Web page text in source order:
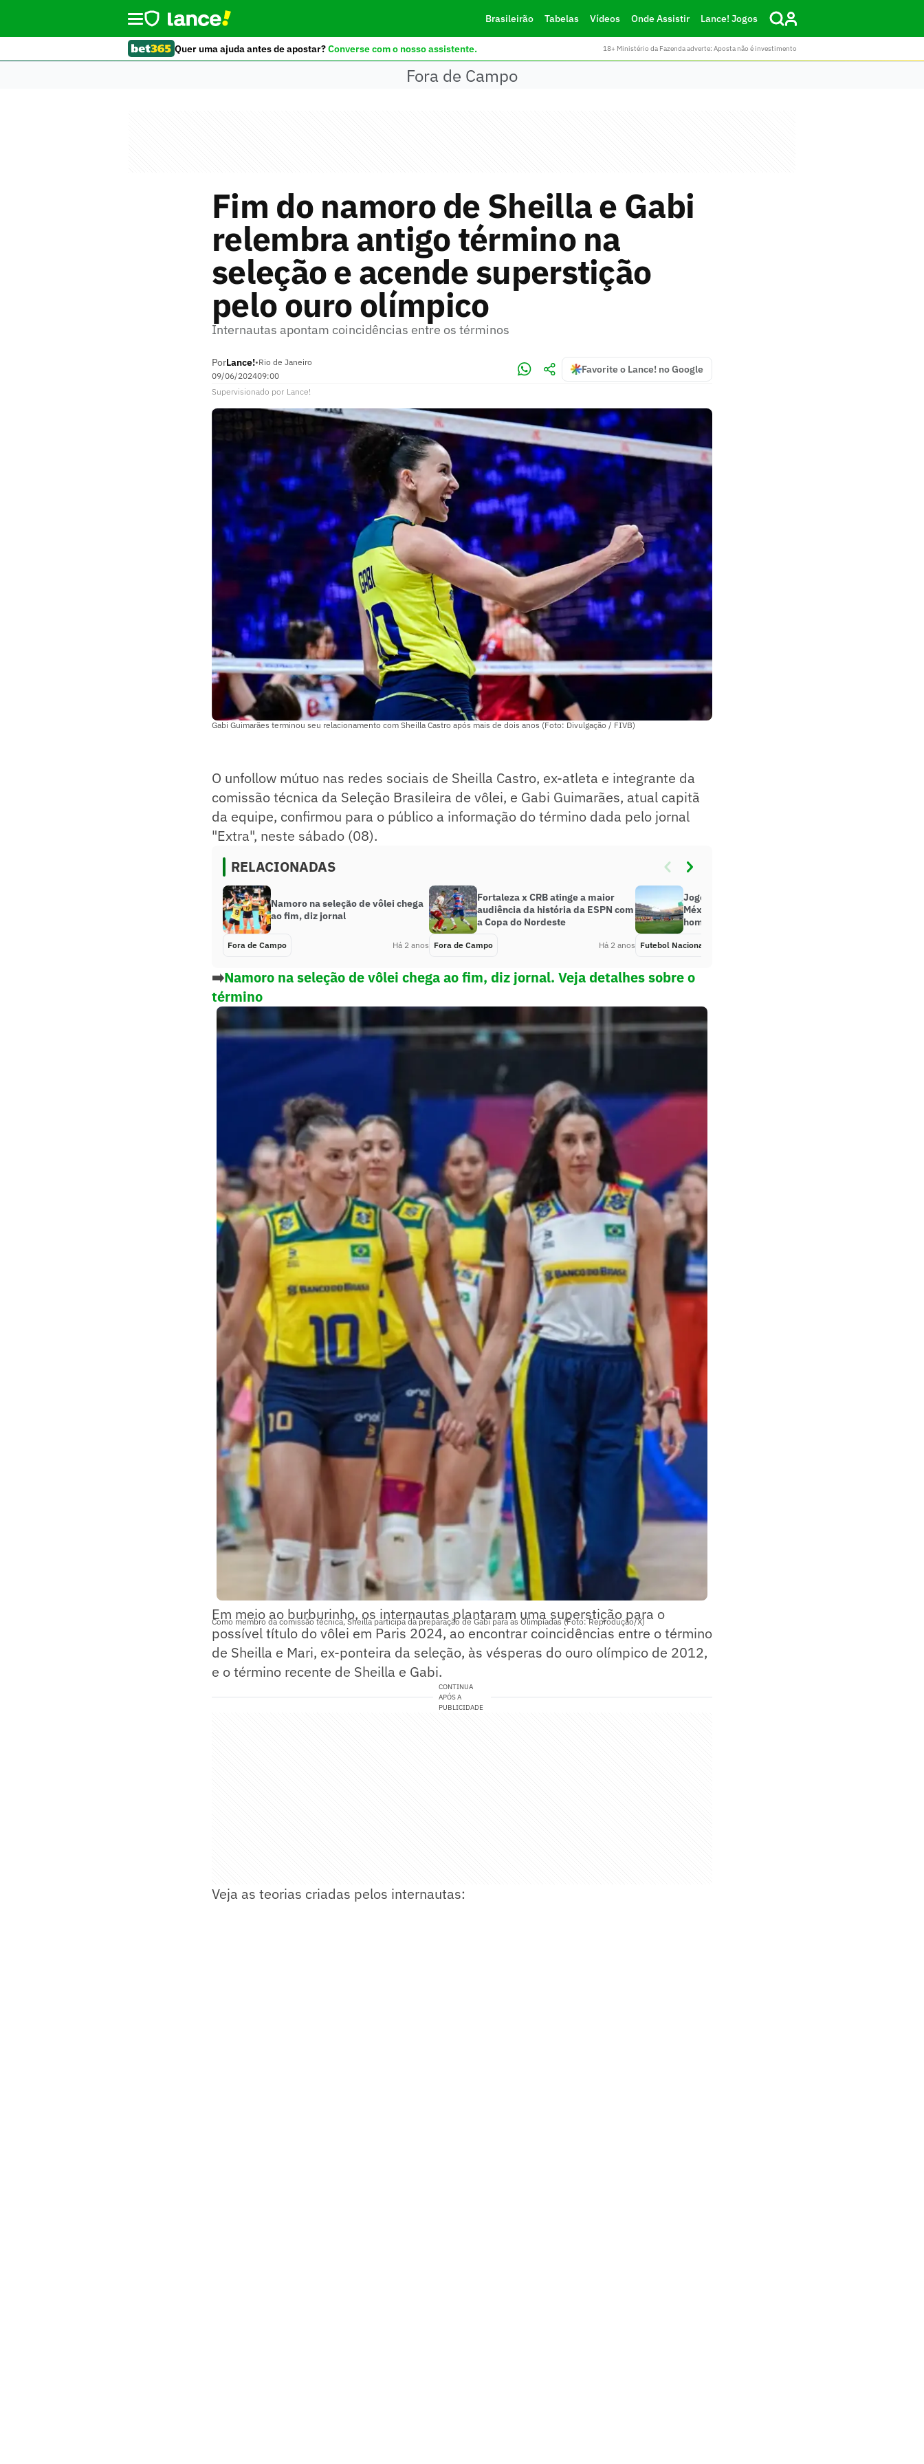
Brasileirão Tabelas Vídeos Onde Assistir Lance! Jogos
Quer uma ajuda antes de apostar?Converse com o nosso assistente. 18+ Ministério da Fazenda adverte: Aposta não é investimento
Fora de Campo
Fim do namoro de Sheilla e Gabi
relembra antigo término na
seleção e acende superstição
pelo ouro olímpico
Internautas apontam coincidências entre os términos
PorLance!•Rio de Janeiro
09/06/202409:00
Favorite o Lance! no Google
Supervisionado por Lance!
Gabi Guimarães terminou seu relacionamento com Sheilla Castro após mais de dois anos (Foto: Divulgação / FIVB)
O unfollow mútuo nas redes sociais de Sheilla Castro, ex-atleta e integrante da
comissão técnica da Seleção Brasileira de vôlei, e Gabi Guimarães, atual capitã
da equipe, confirmou para o público a informação do término dada pelo jornal
"Extra", neste sábado (08).
RELACIONADAS
Namoro na seleção de vôlei chega
ao fim, diz jornal
Fora de Campo Há 2 anos
Fortaleza x CRB atinge a maior
audiência da história da ESPN com
a Copa do Nordeste
Fora de Campo Há 2 anos
Jogo da Seleção Brasileira contra o
México é paralisado por cantos
homofóbicos
Futebol Nacional
➡️Namoro na seleção de vôlei chega ao fim, diz jornal. Veja detalhes sobre o
término
Como membro da comissão técnica, Sheilla participa da preparação de Gabi para as Olimpíadas (Foto: Reprodução/X)
Em meio ao burburinho, os internautas plantaram uma superstição para o
possível título do vôlei em Paris 2024, ao encontrar coincidências entre o término
de Sheilla e Mari, ex-ponteira da seleção, às vésperas do ouro olímpico de 2012,
e o término recente de Sheilla e Gabi.
CONTINUA
APÓS A
PUBLICIDADE
Veja as teorias criadas pelos internautas: